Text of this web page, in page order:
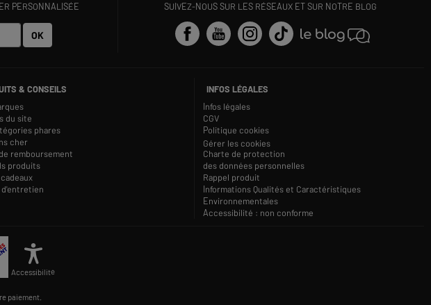
PERSONNALISÉE
OK
SUIVEZ-NOUS SUR LES RÉSEAUX ET SUR NOTRE BLOG
& CONSEILS
du site
phares
cher
remboursement
produits
d'entretien
INFOS LÉGALES
Infos légales
CGV
Politique cookies
Gérer les cookies
Charte de protection
des données personnelles
Rappel produit
Informations Qualités et Caractéristiques
Environnementales
Accessibilité : non conforme
Accessibilité
paiement.